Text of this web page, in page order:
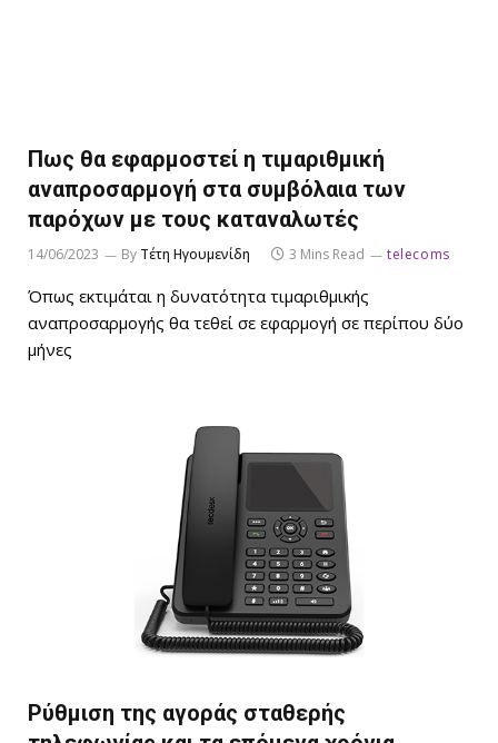
Πως θα εφαρμοστεί η τιμαριθμική
αναπροσαρμογή στα συμβόλαια των
παρόχων με τους καταναλωτές
14/06/2023 By Τέτη Ηγουμενίδη 3 Mins Read telecoms
Όπως εκτιμάται η δυνατότητα τιμαριθμικής
αναπροσαρμογής θα τεθεί σε εφαρμογή σε περίπου δύο
μήνες
Ρύθμιση της αγοράς σταθερής